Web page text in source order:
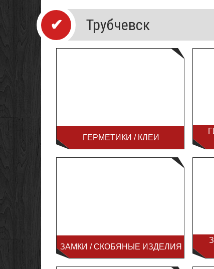
Трубчевск
ГЕРМЕТИКИ / КЛЕИ
ЗАМКИ / СКОБЯНЫЕ ИЗДЕЛИЯ